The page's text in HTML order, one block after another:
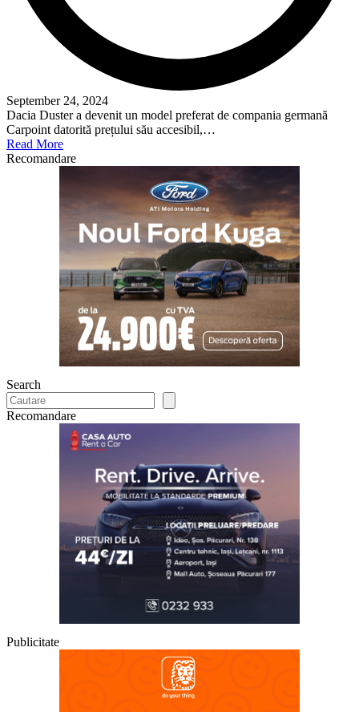
September 24, 2024
Dacia Duster a devenit un model preferat de compania germană
Carpoint datorită prețului său accesibil,…
Read More
Recomandare
Search
Recomandare
Publicitate